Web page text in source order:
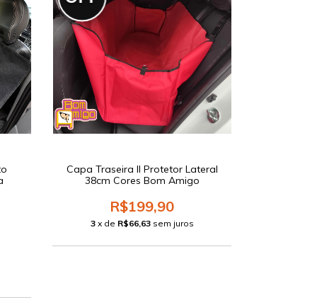
Capa Traseira II Protetor Lateral
38cm Cores Bom Amigo
R$199,90
3 x de R$66,63 sem juros